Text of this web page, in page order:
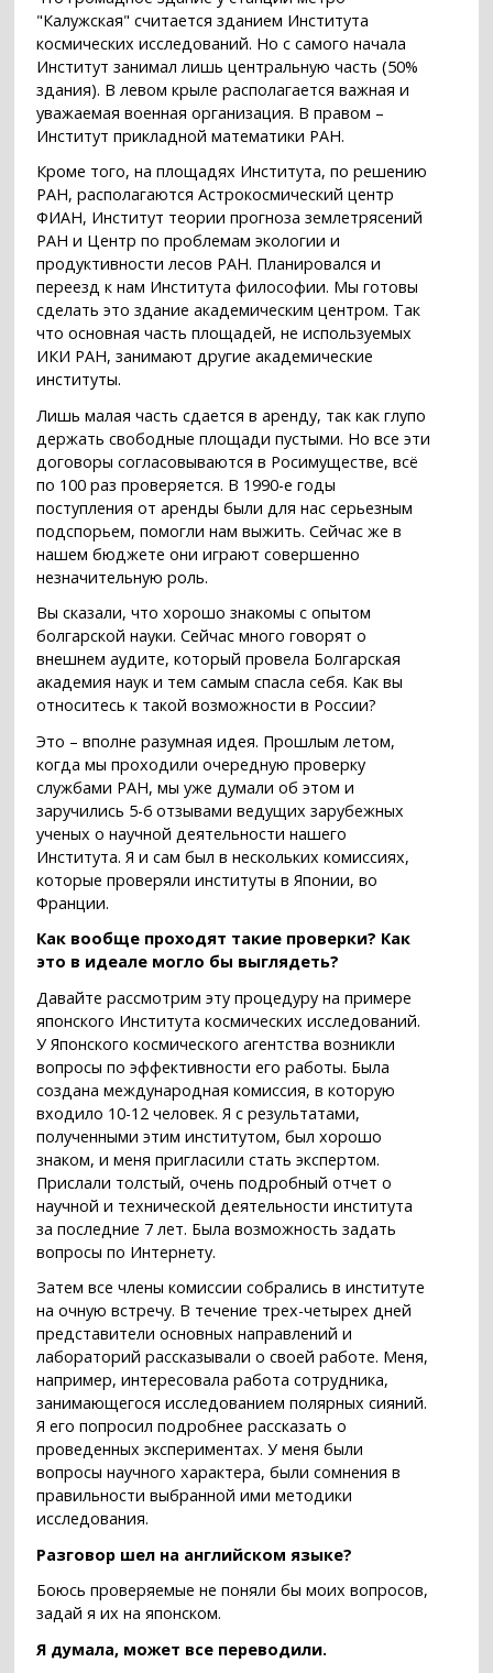
"Калужская" считается зданием Института
космических исследований. Но с самого начала
Институт занимал лишь центральную часть (50%
здания). В левом крыле располагается важная и
уважаемая военная организация. В правом –
Институт прикладной математики РАН.
Кроме того, на площадях Института, по решению
РАН, располагаются Астрокосмический центр
ФИАН, Институт теории прогноза землетрясений
РАН и Центр по проблемам экологии и
продуктивности лесов РАН. Планировался и
переезд к нам Института философии. Мы готовы
сделать это здание академическим центром. Так
что основная часть площадей, не используемых
ИКИ РАН, занимают другие академические
институты.
Лишь малая часть сдается в аренду, так как глупо
держать свободные площади пустыми. Но все эти
договоры согласовываются в Росимуществе, всё
по 100 раз проверяется. В 1990-е годы
поступления от аренды были для нас серьезным
подспорьем, помогли нам выжить. Сейчас же в
нашем бюджете они играют совершенно
незначительную роль.
Вы сказали, что хорошо знакомы с опытом
болгарской науки. Сейчас много говорят о
внешнем аудите, который провела Болгарская
академия наук и тем самым спасла себя. Как вы
относитесь к такой возможности в России?
Это – вполне разумная идея. Прошлым летом,
когда мы проходили очередную проверку
службами РАН, мы уже думали об этом и
заручились 5-6 отзывами ведущих зарубежных
ученых о научной деятельности нашего
Института. Я и сам был в нескольких комиссиях,
которые проверяли институты в Японии, во
Франции.
Как вообще проходят такие проверки? Как
это в идеале могло бы выглядеть?
Давайте рассмотрим эту процедуру на примере
японского Института космических исследований.
У Японского космического агентства возникли
вопросы по эффективности его работы. Была
создана международная комиссия, в которую
входило 10-12 человек. Я с результатами,
полученными этим институтом, был хорошо
знаком, и меня пригласили стать экспертом.
Прислали толстый, очень подробный отчет о
научной и технической деятельности института
за последние 7 лет. Была возможность задать
вопросы по Интернету.
Затем все члены комиссии собрались в институте
на очную встречу. В течение трех-четырех дней
представители основных направлений и
лабораторий рассказывали о своей работе. Меня,
например, интересовала работа сотрудника,
занимающегося исследованием полярных сияний.
Я его попросил подробнее рассказать о
проведенных экспериментах. У меня были
вопросы научного характера, были сомнения в
правильности выбранной ими методики
исследования.
Разговор шел на английском языке?
Боюсь проверяемые не поняли бы моих вопросов,
задай я их на японском.
Я думала, может все переводили.